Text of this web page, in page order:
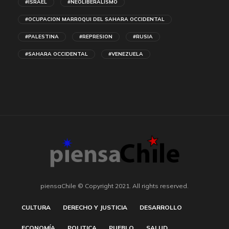
#ISRAEL #NEOLIBERALISMO
#OCUPACION MARROQUI DEL SAHARA OCCIDENTAL
#PALESTINA #REPRESION #RUSIA
#SAHARA OCCIDENTAL #VENEZUELA
piensaChile © Copyright 2021. All rights reserved.
CULTURA DERECHO Y JUSTICIA DESARROLLO